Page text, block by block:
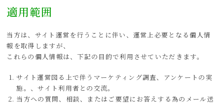
適用範囲
当方は、サイト運営を行うことに伴い、運営上必要となる個人情
報を取得しますが、
これらの個人情報は、下記の目的で利用させていただきます。
サイト運営図る上で伴うマーケティング調査、アンケートの実
施。、サイト利用者との交流。
当方への質問、相談、またはご要望にお答えする為のメール送